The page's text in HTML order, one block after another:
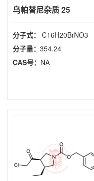
乌帕替尼杂质 25
分子式： C16H20BrNO3
分子量： 354.24
CAS号： NA